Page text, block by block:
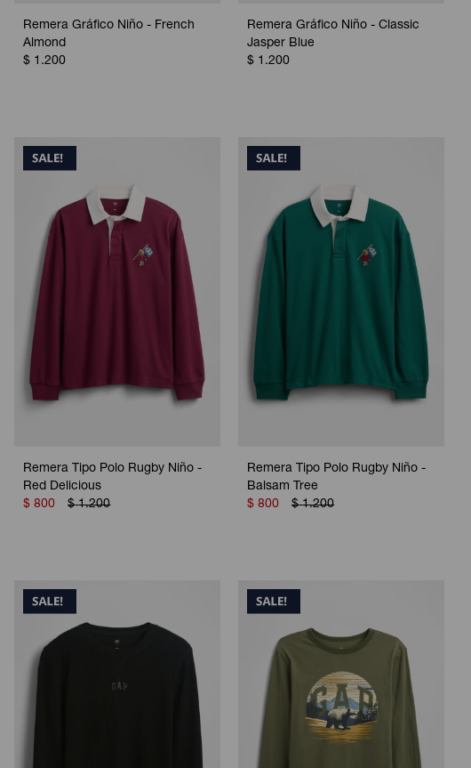
Remera Gráfico Niño - French
Almond
$ 1.200
Remera Gráfico Niño - Classic
Jasper Blue
$ 1.200
Remera Tipo Polo Rugby Niño -
Red Delicious
$ 800 $ 1.200
Remera Tipo Polo Rugby Niño -
Balsam Tree
$ 800 $ 1.200